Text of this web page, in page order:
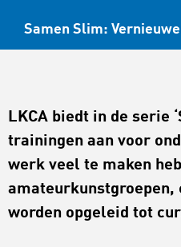
Samen Slim:
LKCA biedt in de serie
trainingen aan voor
werk veel te maken
worden opgeleid tot